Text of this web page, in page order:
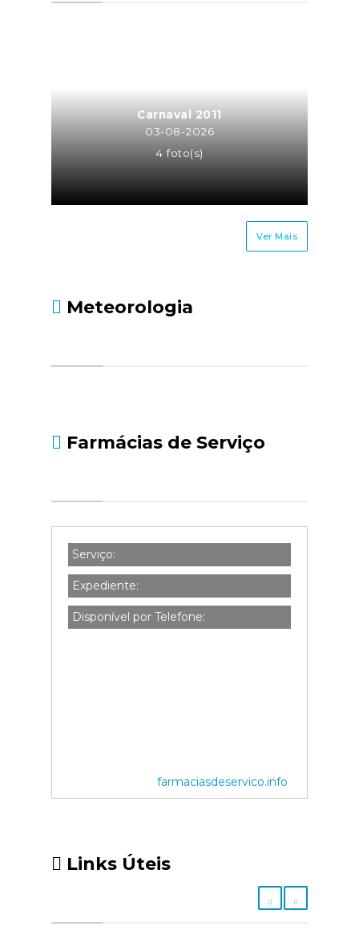
independente é equiparado a
TCO, sendo os seus honorários
recebidos pela atividade
independentes.Até quando
Declaração Modelo 3 de
social.pt/noticias/-/asset_publisher/
Carnaval 2011
03-08-2026
4 foto(s)
Ver Mais
Meteorologia
Farmácias de Serviço
Serviço:
Expediente:
Disponível por Telefone:
farmaciasdeservico.info
Links Úteis